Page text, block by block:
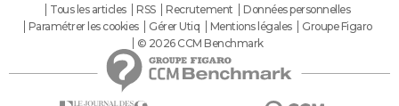
Tous les articles
RSS Recrutement
Données personnelles
Paramétrer les cookies
Gérer Utiq Mentions légales
Groupe Figaro
© 2026 CCM Benchmark